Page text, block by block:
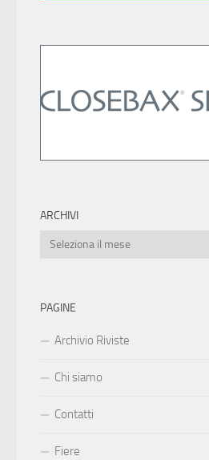
ARCHIVI
Archivi
PAGINE
Archivio Riviste
Chi siamo
Contatti
Fiere